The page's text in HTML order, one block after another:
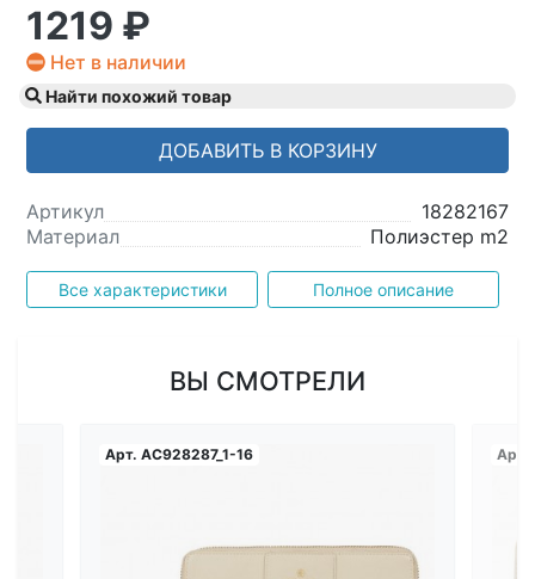
1219 ₽
Нет в наличии
Найти похожий товар
ДОБАВИТЬ В КОРЗИНУ
Артикул
18282167
Материал
Полиэстер m2
Все характеристики Полное описание
ВЫ СМОТРЕЛИ
Арт. AC928287_1-16 Арт.